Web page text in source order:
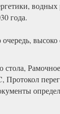
года.
Протокол